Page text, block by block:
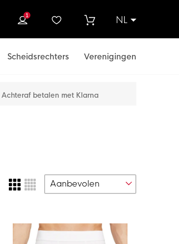
NL
1
Scheidsrechters Verenigingen
Achteraf betalen met Klarna